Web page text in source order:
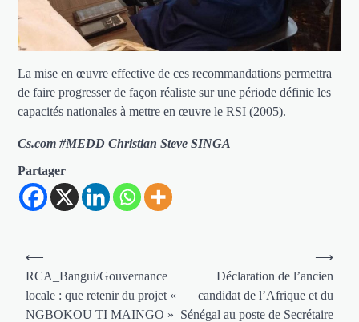
La mise en œuvre effective de ces recommandations permettra
de faire progresser de façon réaliste sur une période définie les
capacités nationales à mettre en œuvre le RSI (2005).
Cs.com #MEDD Christian Steve SINGA
Partager
Navigation
de
l’article
⟵
RCA_Bangui/Gouvernance
locale : que retenir du projet «
NGBOKOU TI MAINGO »
Déclaration de l’ancien
candidat de l’Afrique et du
Sénégal au poste de Secrétaire
⟶